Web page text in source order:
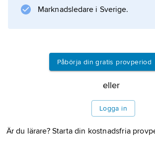
, färdig 1452, uppvisar
komposition med
Information om artikeln
Marknadsledare i Sverige.
Påbörja din gratis provperiod
eller
Logga in
Är du lärare? Starta din kostnadsfria